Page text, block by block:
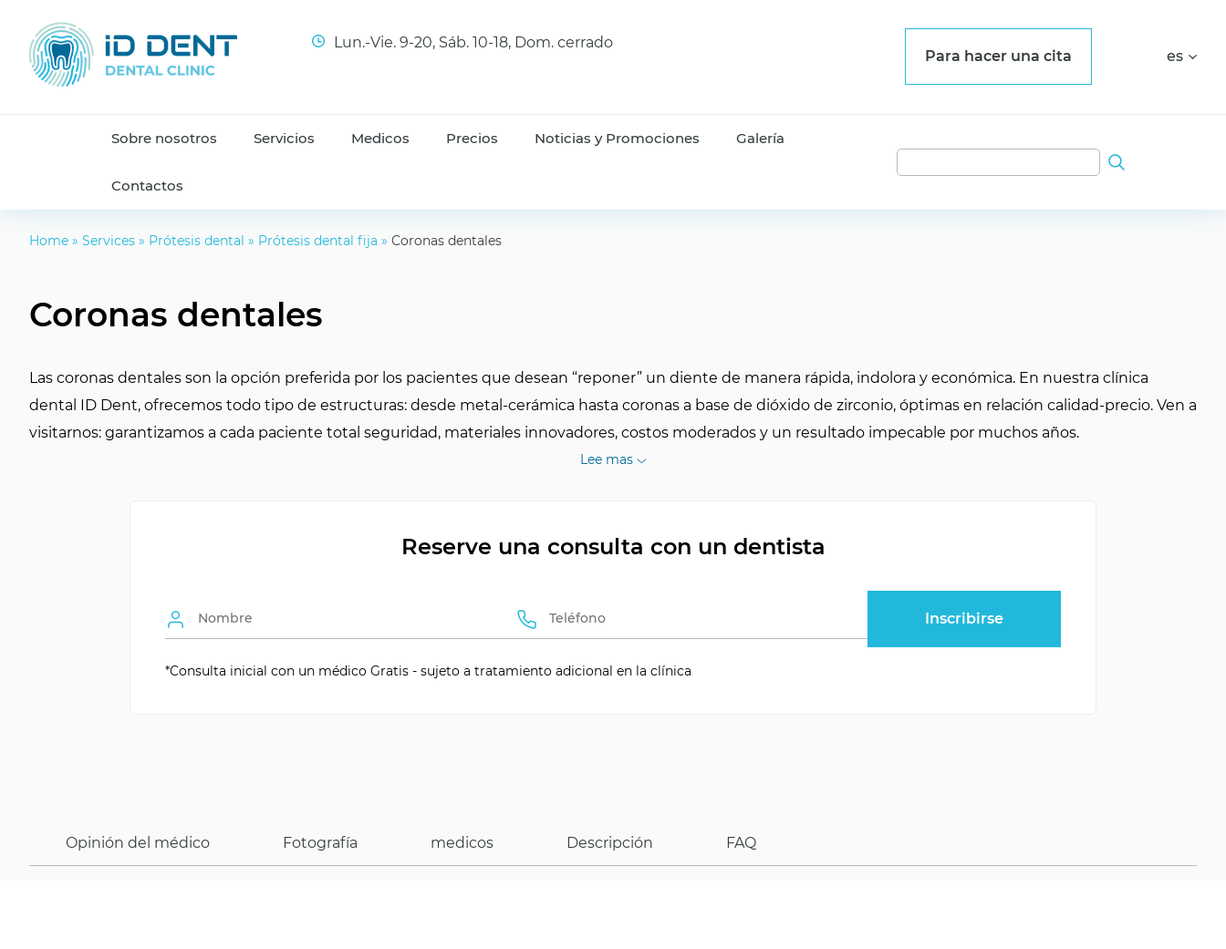
Lun.-Vie. 9-20, Sáb. 10-18, Dom. cerrado
Para hacer una cita
es
Sobre nosotros Servicios Medicos Precios Noticias y Promociones Galería
Contactos
Home » Services » Prótesis dental » Prótesis dental fija » Coronas dentales
Coronas dentales
Las coronas dentales son la opción preferida por los pacientes que desean “reponer” un diente de manera rápida, indolora y económica. En nuestra clínica
dental ID Dent, ofrecemos todo tipo de estructuras: desde metal-cerámica hasta coronas a base de dióxido de zirconio, óptimas en relación calidad-precio. Ven a
visitarnos: garantizamos a cada paciente total seguridad, materiales innovadores, costos moderados y un resultado impecable por muchos años.
Adaptación a la corona 3-5 días
Lee mas
Reserve una consulta con un dentista
*Consulta inicial con un médico Gratis - sujeto a tratamiento adicional en la clínica
Opinión del médico Fotografía medicos Descripción FAQ